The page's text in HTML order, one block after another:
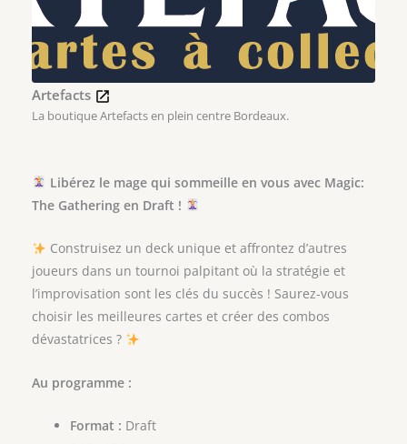
Artefacts
La boutique Artefacts en plein centre Bordeaux.
Libérez le mage qui sommeille en vous avec Magic:
The Gathering en Draft !
Construisez un deck unique et affrontez d’autres
joueurs dans un tournoi palpitant où la stratégie et
l’improvisation sont les clés du succès ! Saurez-vous
choisir les meilleures cartes et créer des combos
dévastatrices ?
Au programme :
Format : Draft